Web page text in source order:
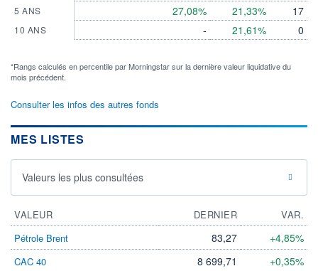
5 ANS
10 ANS
27,08%
-
21,33%
21,61%
17
0
*Rangs calculés en percentile par Morningstar sur la dernière valeur liquidative du
mois précédent.
Consulter les infos des autres fonds
MES LISTES
Valeurs les plus consultées
VALEUR DERNIER
VAR.
Pétrole Brent
83,27 +4,85%
CAC 40 8 699,71 +0,35%